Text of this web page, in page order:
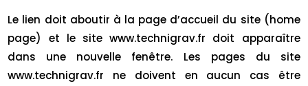
Le lien doit aboutir à la page d’accueil du site (home
page) et le site www.technigrav.fr doit apparaître
dans une nouvelle fenêtre. Les pages du site
www.technigrav.fr ne doivent en aucun cas être